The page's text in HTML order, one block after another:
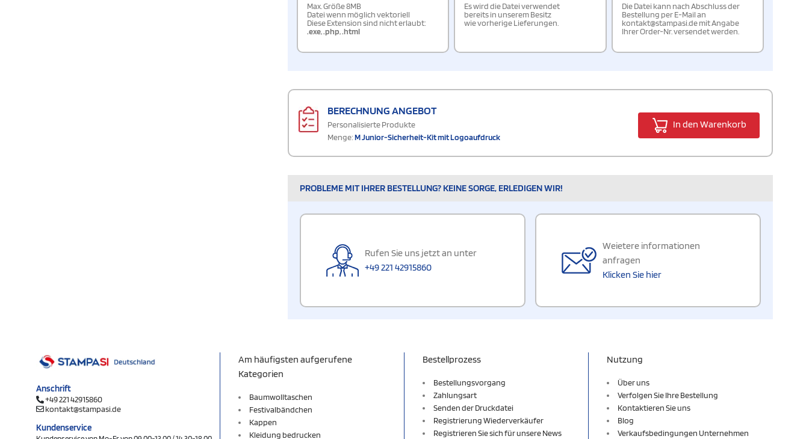
Max. Größe 8MB
Datei wenn möglich vektoriell
Diese Extension sind nicht erlaubt:
.exe,.php,.html
Es wird die Datei verwendet
bereits in unserem Besitz
wie vorherige Lieferungen.
Die Datei kann nach Abschluss der
Bestellung per E-Mail an
kontakt@stampasi.de mit Angabe
Ihrer Order-Nr. versendet werden.
BERECHNUNG ANGEBOT
Personalisierte Produkte
Menge:M Junior-Sicherheit-Kit mit Logoaufdruck
In den Warenkorb
PROBLEME MIT IHRER BESTELLUNG? KEINE SORGE, ERLEDIGEN WIR!
Rufen Sie uns jetzt an unter
+49 221 42915860
Weietere informationen
anfragen
Klicken Sie hier
Anschrift
+49 221 42915860
kontakt@stampasi.de
Kundenservice
Am häufigsten aufgerufene
Kategorien
Baumwolltaschen
Festivalbändchen
Kappen
Kleidung bedrucken
Bestellprozess
Bestellungsvorgang
Zahlungsart
Senden der Druckdatei
Registrierung Wiederverkäufer
Registrieren Sie sich für unsere News
Nutzung
Über uns
Verfolgen Sie Ihre Bestellung
Kontaktieren Sie uns
Blog
Verkaufsbedingungen Unternehmen